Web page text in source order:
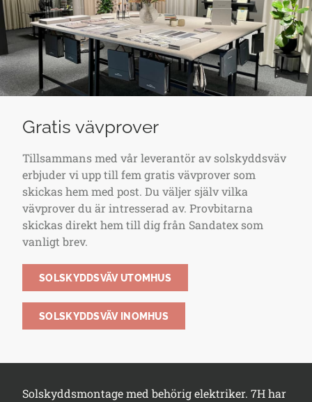
Gratis vävprover
Tillsammans med vår leverantör av solskyddsväv
erbjuder vi upp till fem gratis vävprover som
skickas hem med post. Du väljer själv vilka
vävprover du är intresserad av. Provbitarna
skickas direkt hem till dig från Sandatex som
vanligt brev.
SOLSKYDDSVÄV UTOMHUS
SOLSKYDDSVÄV INOMHUS
Solskyddsmontage med behörig elektriker. 7H har